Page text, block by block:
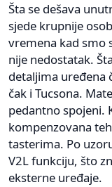
Šta se dešava
sjede krupnije
vremena kad smo
nije nedostatak.
detaljima uređena
čak i Tucsona.
pedantno spojeni.
kompenzovana
tasterima. Po
V2L funkciju, što
eksterne uređaje.